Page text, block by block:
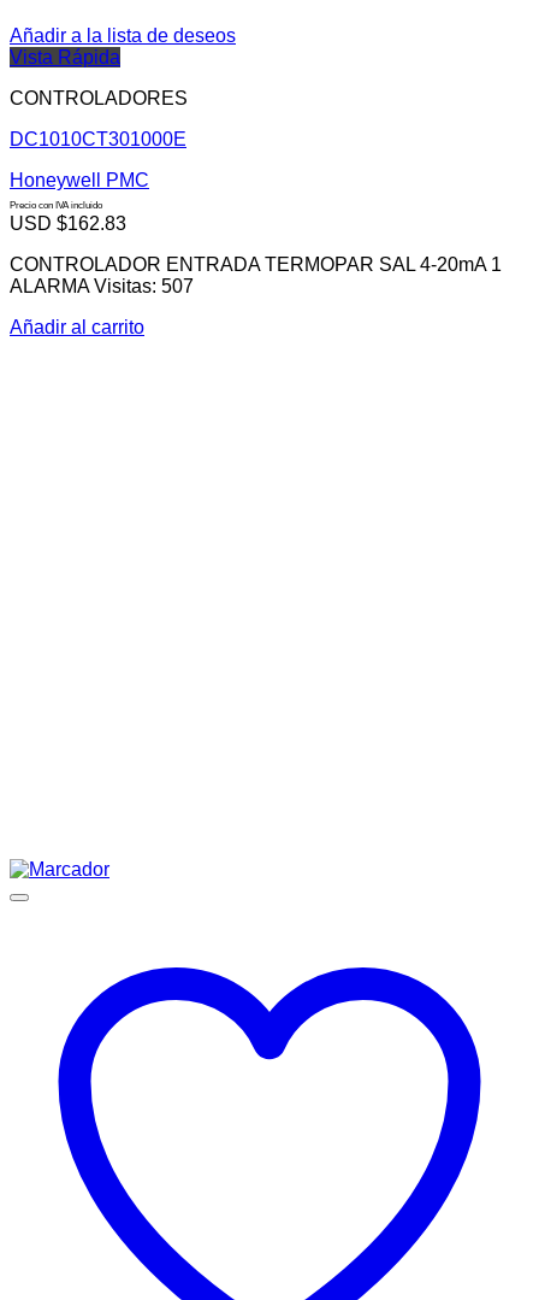
Añadir a la lista de deseos
Vista Rápida
CONTROLADORES
DC1010CT301000E
Honeywell PMC
Precio con IVA incluido
USD $162.83
CONTROLADOR ENTRADA TERMOPAR SAL 4-20mA 1
ALARMA Visitas: 507
Añadir al carrito